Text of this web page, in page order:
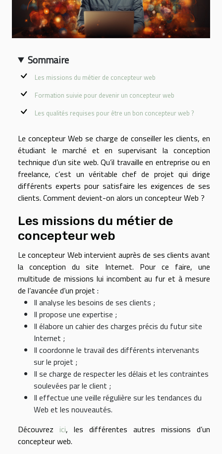
Sommaire
Les missions du métier de concepteur web
Formation suivie pour devenir un concepteur web
Les qualités requises pour être un bon concepteur web ?
Le concepteur Web se charge de conseiller les clients, en
étudiant le marché et en supervisant la conception
technique d’un site web. Qu’il travaille en entreprise ou en
freelance, c’est un véritable chef de projet qui dirige
différents experts pour satisfaire les exigences de ses
clients. Comment devient-on alors un concepteur Web ?
Les missions du métier de
concepteur web
Le concepteur Web intervient auprès de ses clients avant
la conception du site Internet. Pour ce faire, une
multitude de missions lui incombent au fur et à mesure
de l’avancée d’un projet :
Il analyse les besoins de ses clients ;
Il propose une expertise ;
Il élabore un cahier des charges précis du futur site
Internet ;
Il coordonne le travail des différents intervenants
sur le projet ;
Il se charge de respecter les délais et les contraintes
soulevées par le client ;
Il effectue une veille régulière sur les tendances du
Web et les nouveautés.
Découvrez ici, les différentes autres missions d’un
concepteur web.